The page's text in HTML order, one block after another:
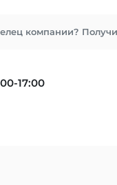
компании?
17:00